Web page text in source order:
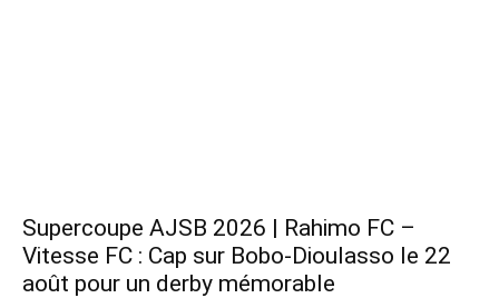
Supercoupe AJSB 2026 | Rahimo FC –
Vitesse FC : Cap sur Bobo-Dioulasso le 22
août pour un derby mémorable